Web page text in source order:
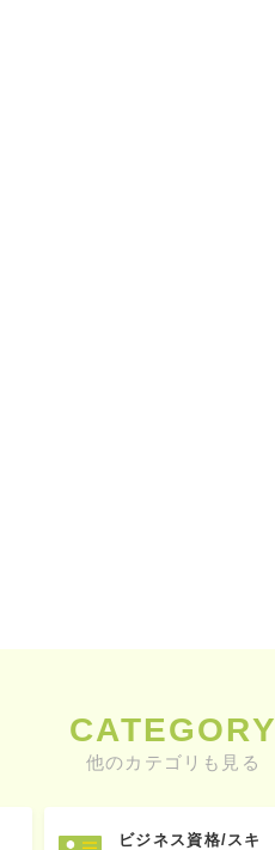
CATEGORY
他のカテゴリも見る
ビジネス資格/スキ